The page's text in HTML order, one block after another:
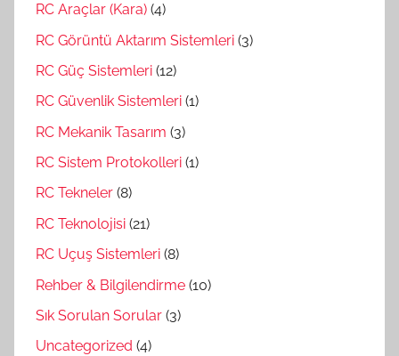
RC Araçlar (Kara) (4)
RC Görüntü Aktarım Sistemleri (3)
RC Güç Sistemleri (12)
RC Güvenlik Sistemleri (1)
RC Mekanik Tasarım (3)
RC Sistem Protokolleri (1)
RC Tekneler (8)
RC Teknolojisi (21)
RC Uçuş Sistemleri (8)
Rehber & Bilgilendirme (10)
Sık Sorulan Sorular (3)
Uncategorized (4)